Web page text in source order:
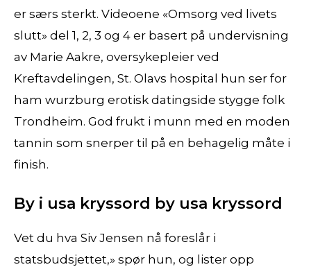
er særs sterkt. Videoene «Omsorg ved livets
slutt» del 1, 2, 3 og 4 er basert på undervisning
av Marie Aakre, oversykepleier ved
Kreftavdelingen, St. Olavs hospital hun ser for
ham wurzburg erotisk datingside stygge folk
Trondheim. God frukt i munn med en moden
tannin som snerper til på en behagelig måte i
finish.
By i usa kryssord by usa kryssord
Vet du hva Siv Jensen nå foreslår i
statsbudsjettet,» spør hun, og lister opp